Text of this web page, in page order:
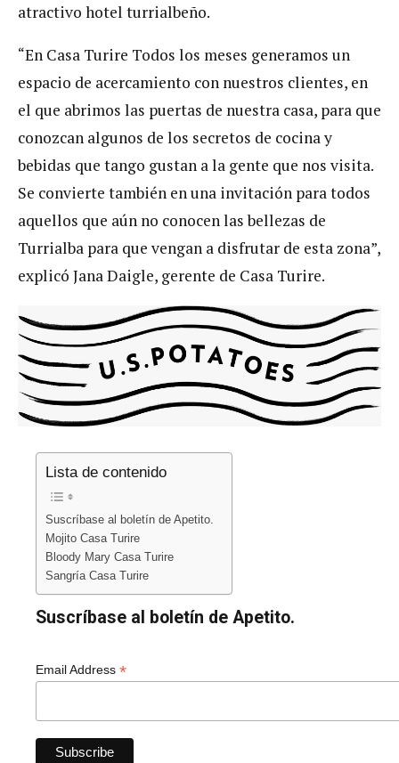
atractivo hotel turrialbeño.
“En Casa Turire Todos los meses generamos un
espacio de acercamiento con nuestros clientes, en
el que abrimos las puertas de nuestra casa, para que
conozcan algunos de los secretos de cocina y
bebidas que tango gustan a la gente que nos visita.
Se convierte también en una invitación para todos
aquellos que aún no conocen las bellezas de
Turrialba para que vengan a disfrutar de esta zona”,
explicó Jana Daigle, gerente de Casa Turire.
Lista de contenido
Suscríbase al boletín de Apetito.
Mojito Casa Turire
Bloody Mary Casa Turire
Sangría Casa Turire
Suscríbase al boletín de Apetito.
Email Address *